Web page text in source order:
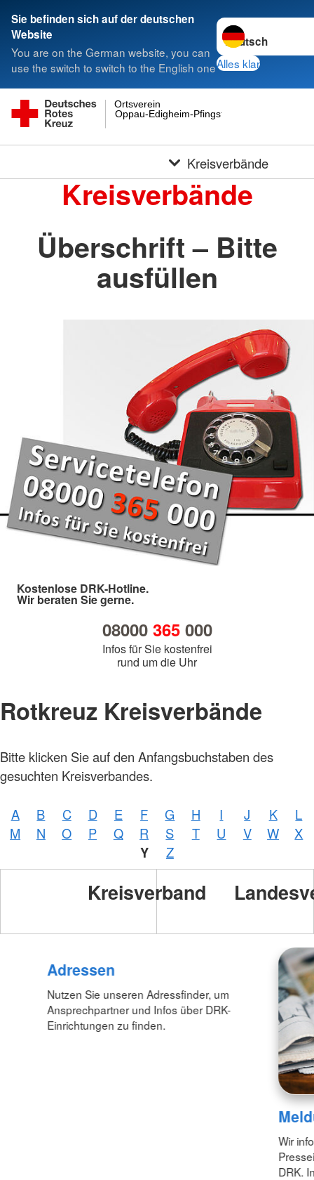
Sie befinden sich auf der deutschen
Website
You are on the German website, you can
use the switch to switch to the English one
Sprache wechseln
Alles klar
Oppau-Edigheim-Pfingstweide e.V.
Ortsverein
Kreisverbände
Kreisverbände
Überschrift – Bitte
ausfüllen
Kostenlose DRK-Hotline.
Wir beraten Sie gerne.
08000 365000
Infos für Sie kostenfrei
rund um die Uhr
Rotkreuz Kreisverbände
Bitte klicken Sie auf den Anfangsbuchstaben des
gesuchten Kreisverbandes.
A B C D E F G H I J K
L
M
N O P Q R S T U V W X
Y Z
Kreisverband
Adressen
Nutzen Sie unseren Adressfinder, um
Ansprechpartner und Infos über DRK-
Einrichtungen zu finden.
Wir
DRK.